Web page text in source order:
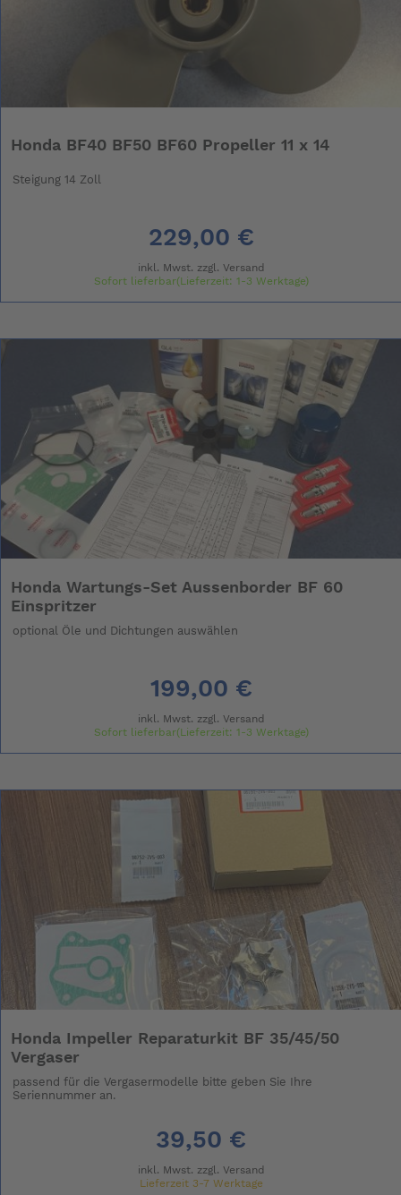
Honda BF40 BF50 BF60 Propeller 11 x 14
Steigung 14 Zoll
229,00 €
inkl. Mwst. zzgl. Versand
Sofort lieferbar(Lieferzeit: 1-3 Werktage)
Honda Wartungs-Set Aussenborder BF 60
Einspritzer
optional Öle und Dichtungen auswählen
199,00 €
inkl. Mwst. zzgl. Versand
Sofort lieferbar(Lieferzeit: 1-3 Werktage)
Honda Impeller Reparaturkit BF 35/45/50
Vergaser
passend für die Vergasermodelle bitte geben Sie Ihre
Seriennummer an.
39,50 €
inkl. Mwst. zzgl. Versand
Lieferzeit 3-7 Werktage